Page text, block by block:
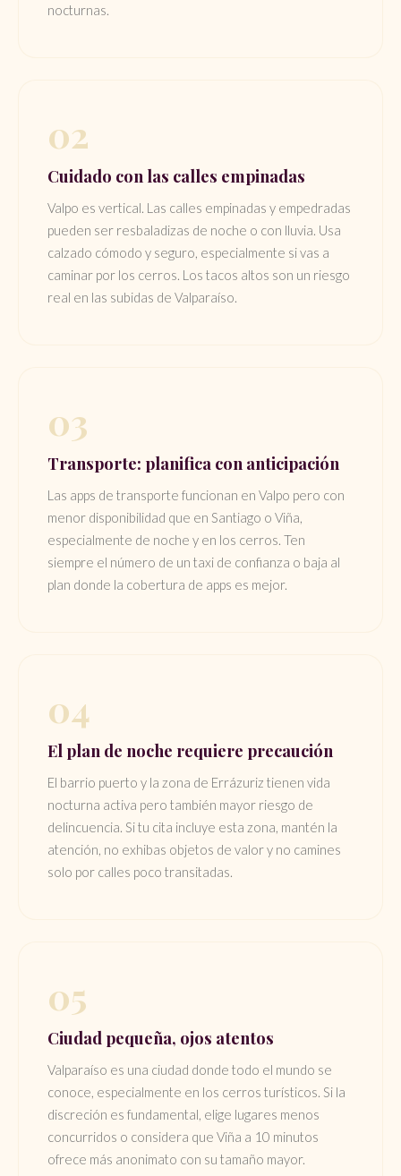
nocturnas.
02
Cuidado con las calles empinadas
Valpo es vertical. Las calles empinadas y empedradas
pueden ser resbaladizas de noche o con lluvia. Usa
calzado cómodo y seguro, especialmente si vas a
caminar por los cerros. Los tacos altos son un riesgo
real en las subidas de Valparaíso.
03
Transporte: planifica con anticipación
Las apps de transporte funcionan en Valpo pero con
menor disponibilidad que en Santiago o Viña,
especialmente de noche y en los cerros. Ten
siempre el número de un taxi de confianza o baja al
plan donde la cobertura de apps es mejor.
04
El plan de noche requiere precaución
El barrio puerto y la zona de Errázuriz tienen vida
nocturna activa pero también mayor riesgo de
delincuencia. Si tu cita incluye esta zona, mantén la
atención, no exhibas objetos de valor y no camines
solo por calles poco transitadas.
05
Ciudad pequeña, ojos atentos
Valparaíso es una ciudad donde todo el mundo se
conoce, especialmente en los cerros turísticos. Si la
discreción es fundamental, elige lugares menos
concurridos o considera que Viña a 10 minutos
ofrece más anonimato con su tamaño mayor.